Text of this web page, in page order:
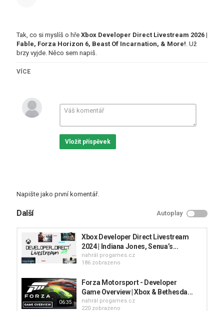
Tak, co si myslíš o hře Xbox Developer Direct Livestream 2026 |
Fable, Forza Horizon 6, Beast Of Incarnation, & More!. Už
brzy vyjde. Něco sem napiš.
Tagy
VÍCE
Vložit příspěvek
Napište jako první komentář.
Další Autoplay
Xbox Developer Direct Livestream
2024 | Indiana Jones, Senua’s...
nahrál progames.cz
186 zobrazeno
06:35
Forza Motorsport - Developer
Game Overview | Xbox & Bethesda...
nahrál progames.cz
220 zobrazeno